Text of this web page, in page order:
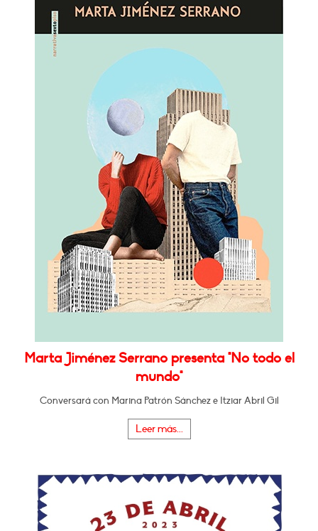
Marta Jiménez Serrano presenta "No todo el
mundo"
Conversará con Marina Patrón Sánchez e Itziar Abril Gil
Leer más...